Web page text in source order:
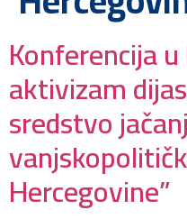
Konferencija
aktivizam
sredstvo
Hercegovine”